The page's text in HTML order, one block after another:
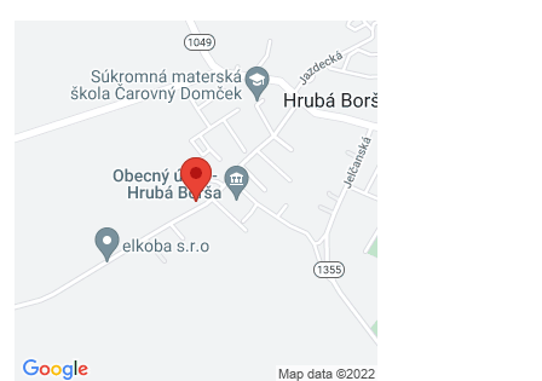
Externý obsah je blokovaný
Voľbami súkromia
Prajete si načítať externý obsah?
Povoliť tentokrát
Povoliť a zapamätať - súhlas s